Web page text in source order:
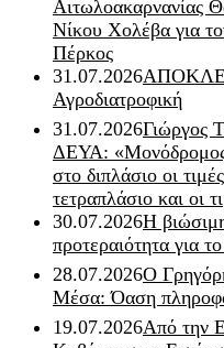
Αιτωλοακαρνανίας
Νίκου Χολέβα για
Πέρκος
31.07.2026
Αγροδιατροφική
31.07.2026Γιώργος
ΔΕΥΑ:
στο διπλάσιο οι
τετραπλάσιο και οι
30.07.2026Η
προτεραιότητα για
28.07.2026Ο
Μέσα: Όαση
19.07.2026Από την